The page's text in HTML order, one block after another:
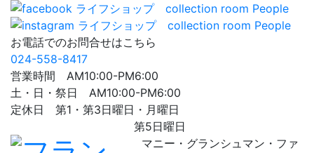
お電話でのお問合せはこちら
024-558-8417
営業時間 AM10:00-PM6:00
土・日・祭日 AM10:00-PM6:00
定休日 第1・第3日曜日・月曜日
第5日曜日
マニー・グランシュマン・ファ